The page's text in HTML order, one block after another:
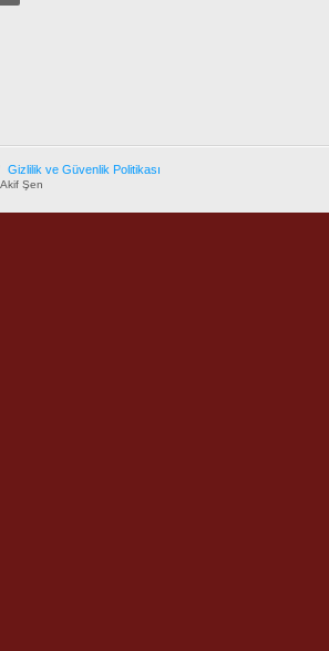
Gizlilik ve Güvenlik Politikası
Şen